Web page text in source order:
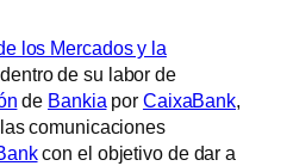
los Mercados y la
de su labor de
de Bankia por CaixaBank,
comunicaciones
con el objetivo de dar a